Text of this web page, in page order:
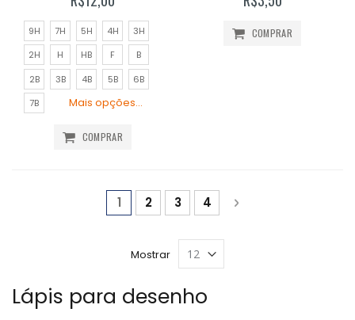
9H 7H 5H 4H
3H
2H
H HB F
B
2B
3B 4B 5B
6B
7B
Mais opções...
COMPRAR
COMPRAR
Página
Você está lendo a página
1 Página
2 Página
3 Página
4 Página
Próximo
Mostrar
Lápis para desenho